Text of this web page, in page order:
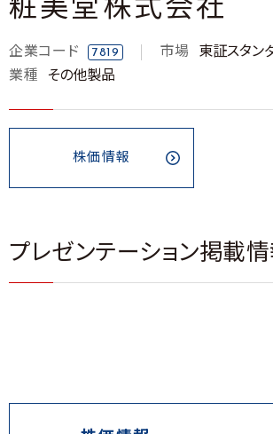
粧美堂株式会社
企業コード 7819 市場
東証スタン
業種
その他製品
株価情報
プレゼンテーション掲載